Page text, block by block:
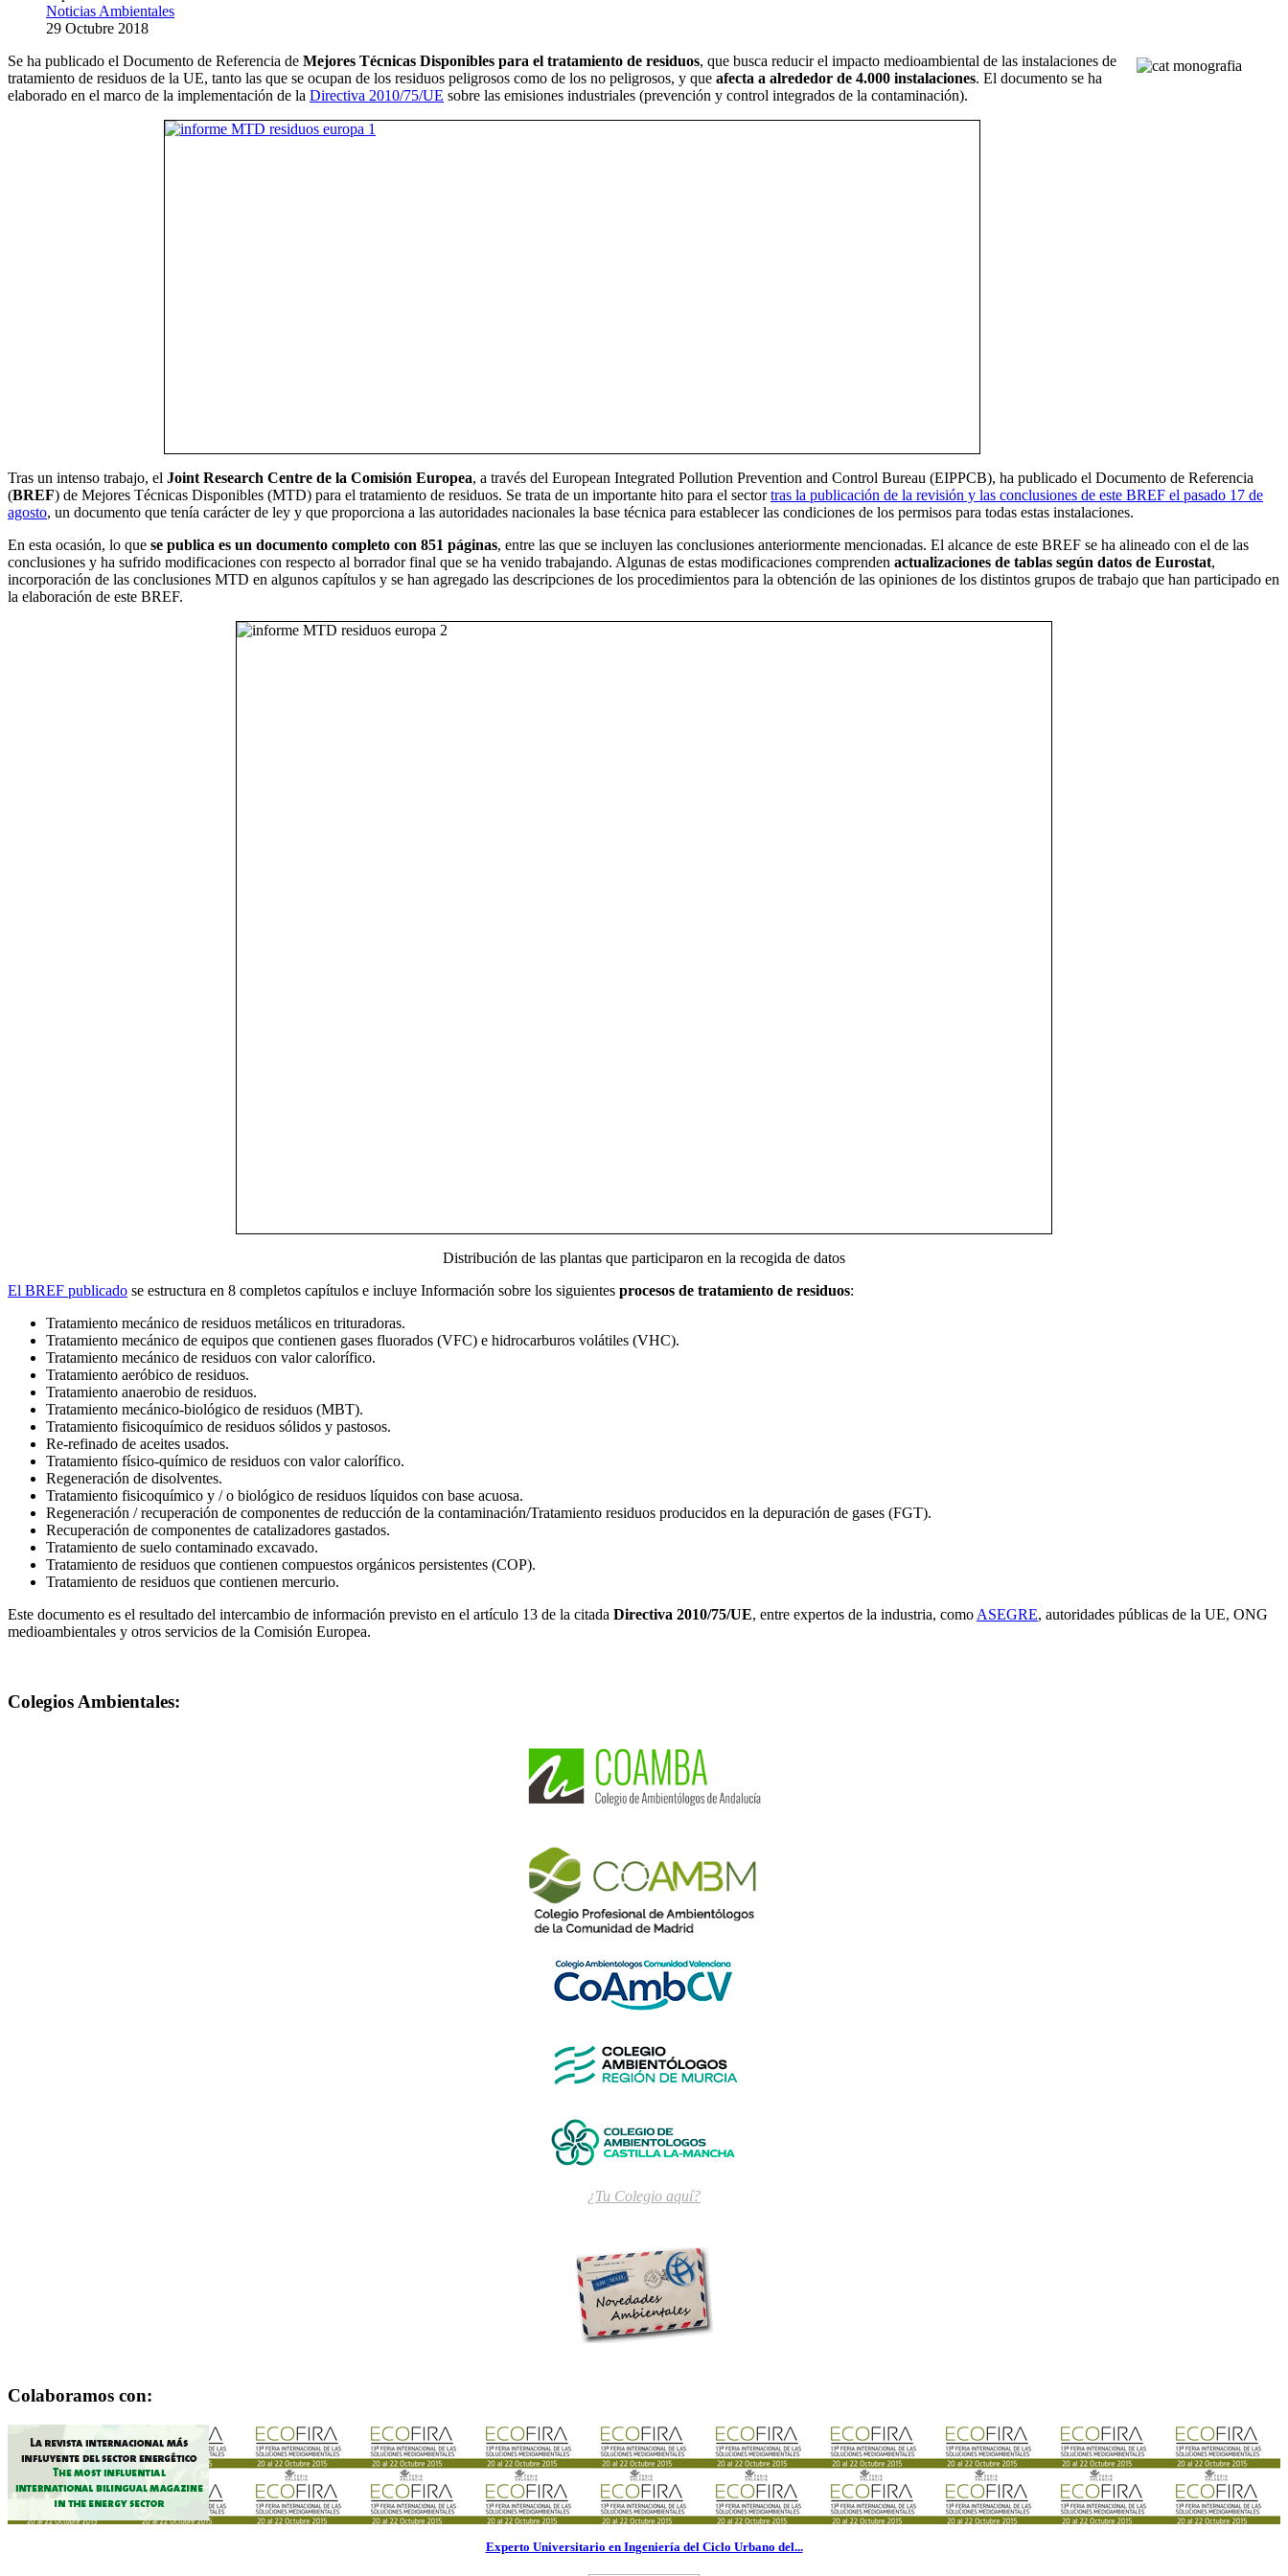
Noticias Ambientales
29 Octubre 2018
Se ha publicado el Documento de Referencia de Mejores Técnicas Disponibles para el tratamiento de residuos, que busca reducir el impacto medioambiental de las instalaciones de
tratamiento de residuos de la UE, tanto las que se ocupan de los residuos peligrosos como de los no peligrosos, y que afecta a alrededor de 4.000 instalaciones. El documento se ha
elaborado en el marco de la implementación de la Directiva 2010/75/UE sobre las emisiones industriales (prevención y control integrados de la contaminación).
Tras un intenso trabajo, el Joint Research Centre de la Comisión Europea, a través del European Integrated Pollution Prevention and Control Bureau (EIPPCB), ha publicado el Documento de Referencia
(BREF) de Mejores Técnicas Disponibles (MTD) para el tratamiento de residuos. Se trata de un importante hito para el sectortras la publicación de la revisión y las conclusiones de este BREF el pasado 17 de
agosto, un documento que tenía carácter de ley y que proporciona a las autoridades nacionales la base técnica para establecer las condiciones de los permisos para todas estas instalaciones.
En esta ocasión, lo que se publica es un documento completo con 851 páginas, entre las que se incluyen las conclusiones anteriormente mencionadas. El alcance de este BREF se ha alineado con el de las
conclusiones y ha sufrido modificaciones con respecto al borrador final que se ha venido trabajando. Algunas de estas modificaciones comprenden actualizaciones de tablas según datos de Eurostat,
incorporación de las conclusiones MTD en algunos capítulos y se han agregado las descripciones de los procedimientos para la obtención de las opiniones de los distintos grupos de trabajo que han participado en
la elaboración de este BREF.
Distribución de las plantas que participaron en la recogida de datos
El BREF publicado se estructura en 8 completos capítulos e incluye Información sobre los siguientes procesos de tratamiento de residuos:
Tratamiento mecánico de residuos metálicos en trituradoras.
Tratamiento mecánico de equipos que contienen gases fluorados (VFC) e hidrocarburos volátiles (VHC).
Tratamiento mecánico de residuos con valor calorífico.
Tratamiento aeróbico de residuos.
Tratamiento anaerobio de residuos.
Tratamiento mecánico-biológico de residuos (MBT).
Tratamiento fisicoquímico de residuos sólidos y pastosos.
Re-refinado de aceites usados.
Tratamiento físico-químico de residuos con valor calorífico.
Regeneración de disolventes.
Tratamiento fisicoquímico y / o biológico de residuos líquidos con base acuosa.
Regeneración / recuperación de componentes de reducción de la contaminación/Tratamiento residuos producidos en la depuración de gases (FGT).
Recuperación de componentes de catalizadores gastados.
Tratamiento de suelo contaminado excavado.
Tratamiento de residuos que contienen compuestos orgánicos persistentes (COP).
Tratamiento de residuos que contienen mercurio.
Este documento es el resultado del intercambio de información previsto en el artículo 13 de la citada Directiva 2010/75/UE, entre expertos de la industria, como ASEGRE, autoridades públicas de la UE, ONG
medioambientales y otros servicios de la Comisión Europea.
Colegios Ambientales:
¿Tu Colegio aquí?
Colaboramos con:
Experto Universitario en Ingeniería del Ciclo Urbano del...